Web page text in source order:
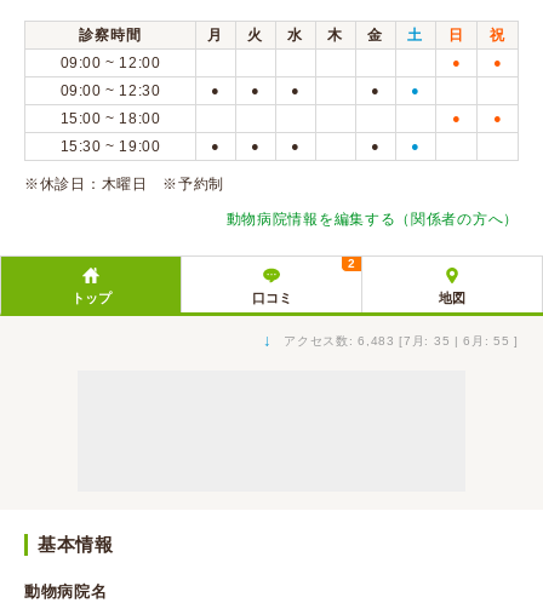
Calooペットとは？
口コミ投稿
診察時間 月 火 水 木 金 土 日
祝
09:00 ~ 12:00
● ●
09:00 ~ 12:30 ● ● ● ● ●
15:00 ~ 18:00 ● ●
15:30 ~ 19:00 ● ● ● ● ●
※休診日：木曜日 ※予約制
動物病院情報を編集する（関係者の方へ）
トップ 口コミ
2
地図
↓ アクセス数: 6,483 [7月: 35 | 6月: 55 ]
基本情報
動物病院名